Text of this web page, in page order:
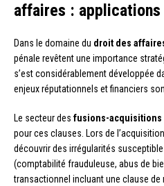
affaires :
Dans le domaine du droit des
pénale revêtent une importance
s’est considérablement développée
enjeux réputationnels et financiers
Le secteur des fusions-acquisitions
pour ces clauses. Lors de
découvrir des irrégularités
(comptabilité frauduleuse, abus de
transactionnel incluant une clause